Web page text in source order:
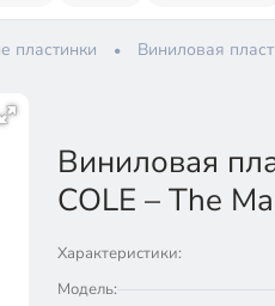
пластинки Виниловая
Виниловая
COLE – The
Характеристики:
Модель: